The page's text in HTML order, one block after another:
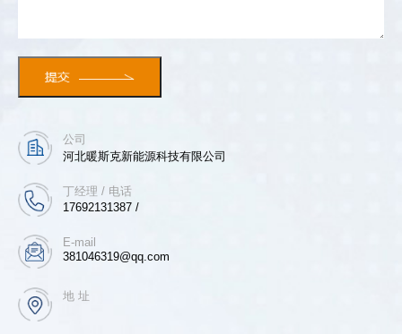
公司
河北暖斯克新能源科技有限公司
丁经理 / 电话
17692131387 /
E-mail
381046319@qq.com
地 址